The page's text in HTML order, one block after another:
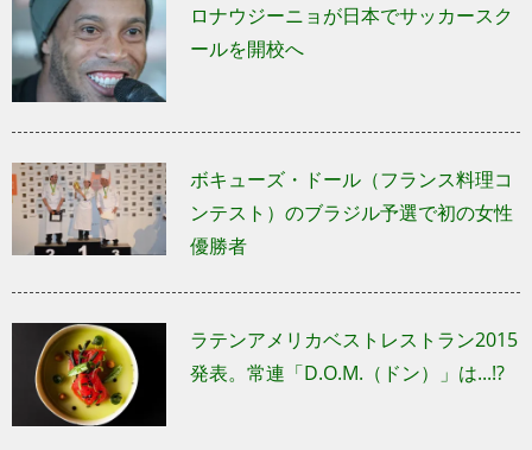
ロナウジーニョが日本でサッカースク
ールを開校へ
ボキューズ・ドール（フランス料理コ
ンテスト）のブラジル予選で初の女性
優勝者
ラテンアメリカベストレストラン2015
発表。常連「D.O.M.（ドン）」は...!?